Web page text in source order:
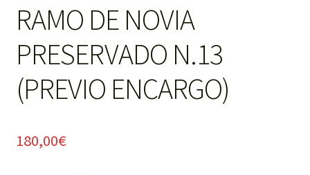
RAMO DE NOVIA
PRESERVADO N.13
(PREVIO ENCARGO)
180,00€